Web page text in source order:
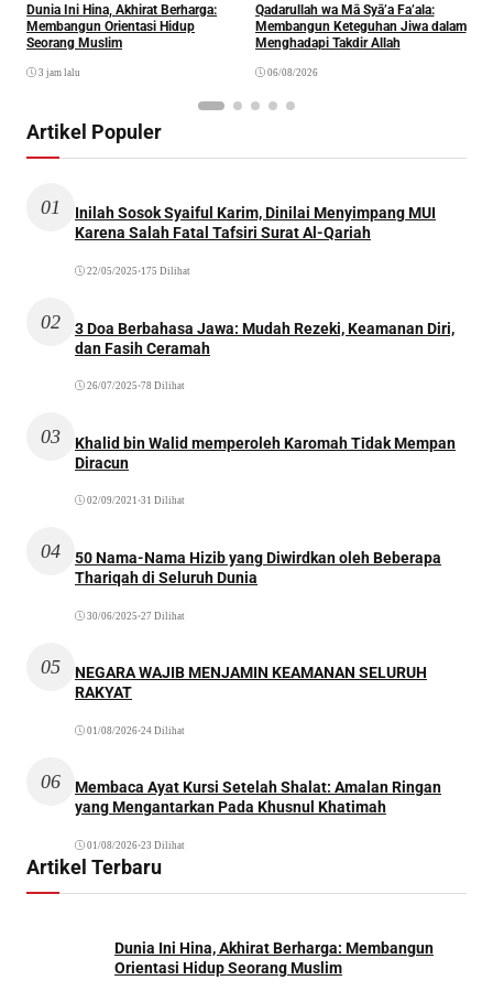
Dunia Ini Hina, Akhirat Berharga:
Membangun Orientasi Hidup
Seorang Muslim
3 jam lalu
Qadarullah wa Mā Syā’a Fa’ala:
Membangun Keteguhan Jiwa dalam
Menghadapi Takdir Allah
06/08/2026
Artikel Populer
01
Inilah Sosok Syaiful Karim, Dinilai Menyimpang MUI
Karena Salah Fatal Tafsiri Surat Al-Qariah
22/05/2025 •175 Dilihat
02
3 Doa Berbahasa Jawa: Mudah Rezeki, Keamanan Diri,
dan Fasih Ceramah
26/07/2025 •78 Dilihat
03
Khalid bin Walid memperoleh Karomah Tidak Mempan
Diracun
02/09/2021 •31 Dilihat
04
50 Nama-Nama Hizib yang Diwirdkan oleh Beberapa
Thariqah di Seluruh Dunia
30/06/2025 •27 Dilihat
05
NEGARA WAJIB MENJAMIN KEAMANAN SELURUH
RAKYAT
01/08/2026•24 Dilihat
06
Membaca Ayat Kursi Setelah Shalat: Amalan Ringan
yang Mengantarkan Pada Khusnul Khatimah
01/08/2026•23 Dilihat
Artikel Terbaru
Dunia Ini Hina, Akhirat Berharga: Membangun
Orientasi Hidup Seorang Muslim